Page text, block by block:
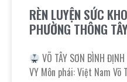
RÈN LUYỆN SỨC
PHƯỜNG THÔNG
VÕ TÂY SƠN BÌNH
VY Môn phái: Việt Nam Võ